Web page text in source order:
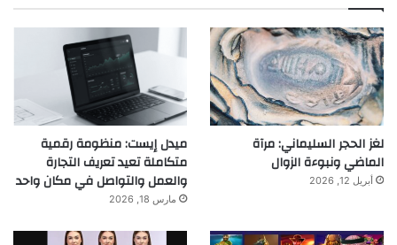
لغز الحجر السليماني: مرآة
الماضي ونبوءة الزوال
أبريل 12, 2026
ميدل إيست: منظومة رقمية
متكاملة تعيد تعريف التجارة
والعمل والتواصل في مكان واحد
مارس 18, 2026